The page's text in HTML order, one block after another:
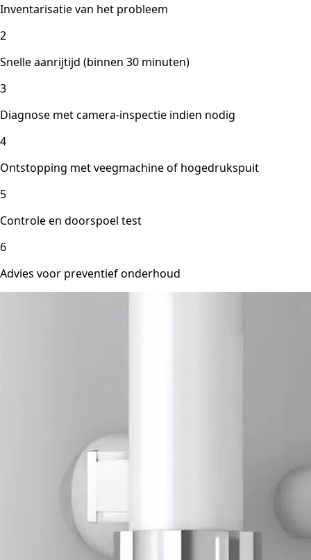
Inventarisatie van het probleem
2
Snelle aanrijtijd (binnen 30 minuten)
3
Diagnose met camera-inspectie indien nodig
4
Ontstopping met veegmachine of hogedrukspuit
5
Controle en doorspoel test
6
Advies voor preventief onderhoud